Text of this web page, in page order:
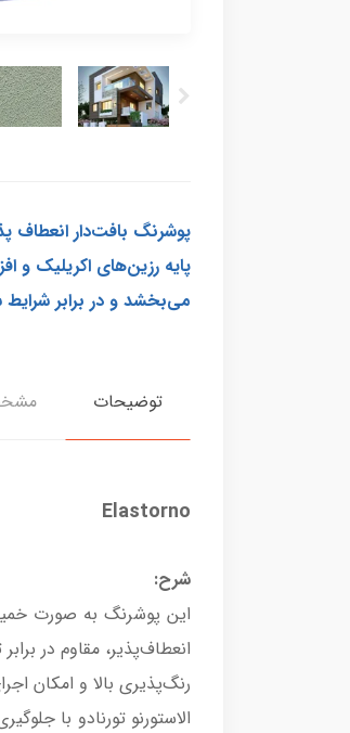
پایه رزین‌های اکریلیک
می‌بخشد و در برابر
توضیحات
Elastorno
شرح:
این پوشرنگ به صورت
انعطاف‌پذیر، مقاوم در
رنگ‌پذیری بالا و امکان
الاستورنو تورنادو با